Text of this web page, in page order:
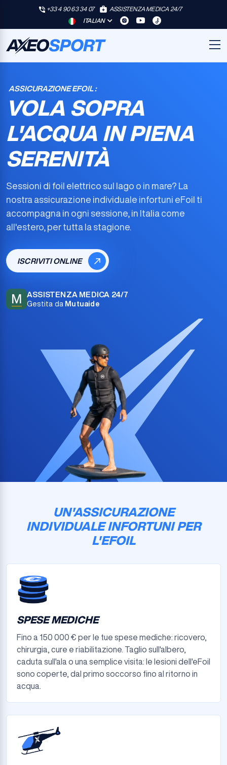
+33 4 90 63 34 07
ASSISTENZA MEDICA 24/7
ITALIAN
ASSICURAZIONE EFOIL :
VOLA SOPRA
L'ACQUA IN PIENA
SERENITÀ
Sessioni di foil elettrico sul lago o in mare? La
nostra assicurazione individuale infortuni eFoil ti
accompagna in ogni sessione, in Italia come
all'estero, per tutta la stagione.
ISCRIVITI ONLINE
M ASSISTENZA MEDICA 24/7
Gestita da Mutuaide
UN'ASSICURAZIONE
INDIVIDUALE INFORTUNI PER
L'EFOIL
SPESE MEDICHE
Fino a 150 000 € per le tue spese mediche: ricovero,
chirurgia, cure e riabilitazione. Taglio sull'albero,
caduta sull'ala o una semplice visita: le lesioni dell'eFoil
sono coperte, dal primo soccorso fino al ritorno in
acqua.